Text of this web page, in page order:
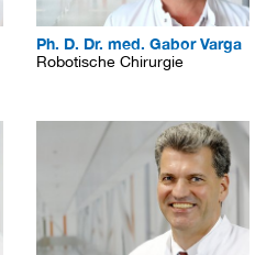
Ph. D. Dr. med. Gabor Varga
Robotische Chirurgie